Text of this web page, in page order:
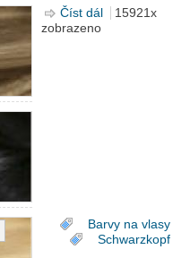
Barvy na vlasy
Schwarzkopf
Číst dál
Vzorník barev
15921x
zobrazeno